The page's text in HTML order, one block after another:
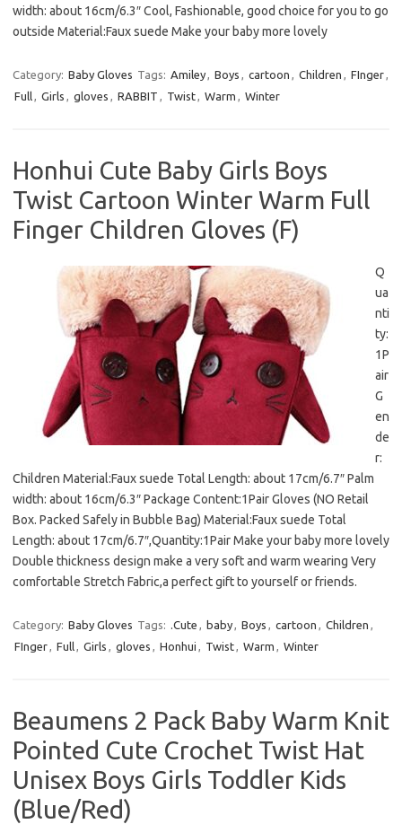
width: about 16cm/6.3″ Cool, Fashionable, good choice for you to go
outside Material:Faux suede Make your baby more lovely
Category: Baby Gloves Tags: Amiley, Boys , cartoon , Children , FInger,
Full, Girls , gloves , RABBIT , Twist, Warm , Winter
Honhui Cute Baby Girls Boys
Twist Cartoon Winter Warm Full
Finger Children Gloves (F)
Q
ua
nti
ty:
1P
air
G
en
de
r:
Children Material:Faux suede Total Length: about 17cm/6.7″ Palm
width: about 16cm/6.3″ Package Content:1Pair Gloves (NO Retail
Box. Packed Safely in Bubble Bag) Material:Faux suede Total
Length: about 17cm/6.7″,Quantity:1Pair Make your baby more lovely
Double thickness design make a very soft and warm wearing Very
comfortable Stretch Fabric,a perfect gift to yourself or friends.
Category: Baby Gloves Tags: .Cute , baby, Boys , cartoon , Children ,
FInger, Full, Girls , gloves , Honhui , Twist, Warm , Winter
Beaumens 2 Pack Baby Warm Knit
Pointed Cute Crochet Twist Hat
Unisex Boys Girls Toddler Kids
(Blue/Red)